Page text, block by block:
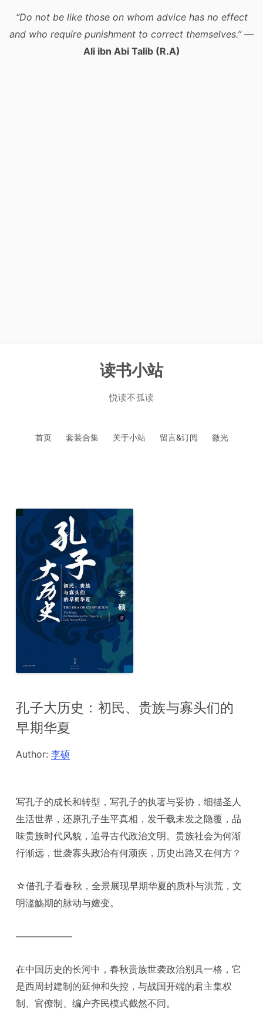
“Do not be like those on whom advice has no effect
and who require punishment to correct themselves.”—
Ali ibn Abi Talib (R.A)
读书小站
悦读不孤读
首页 套装合集 关于小站 留言&订阅 微光
孔子大历史：初民、贵族与寡头们的
早期华夏
Author:李硕
写孔子的成长和转型，写孔子的执著与妥协，细描圣人
生活世界，还原孔子生平真相，发千载未发之隐覆，品
味贵族时代风貌，追寻古代政治文明。贵族社会为何渐
行渐远，世袭寡头政治有何顽疾，历史出路又在何方？
☆借孔子看春秋，全景展现早期华夏的质朴与洪荒，文
明滥觞期的脉动与嬗变。
——————
在中国历史的长河中，春秋贵族世袭政治别具一格，它
是西周封建制的延伸和失控，与战国开端的君主集权
制、官僚制、编户齐民模式截然不同。